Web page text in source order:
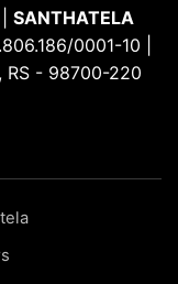
SANTHATELA
0001-10 |
RS - 98700-220